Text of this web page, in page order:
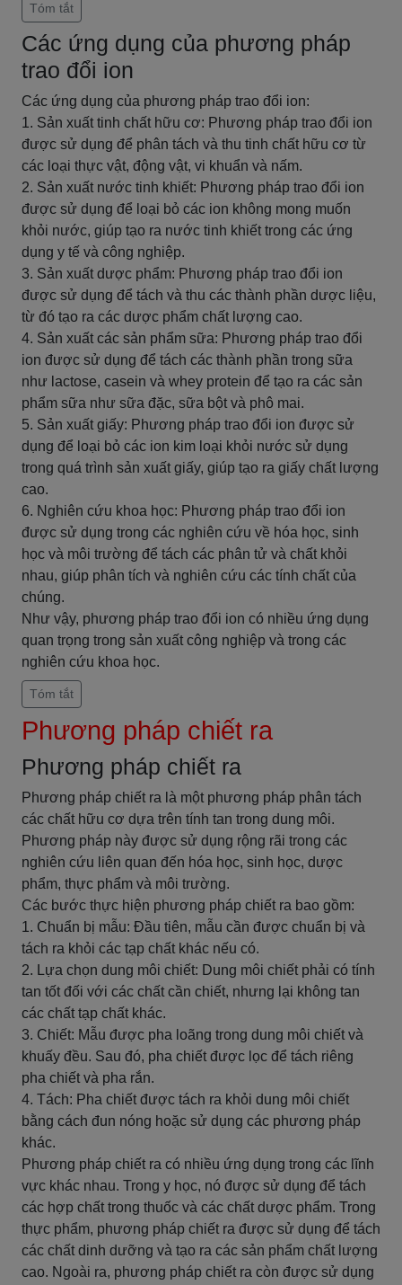
Tóm tắt
Các ứng dụng của phương pháp
trao đổi ion
Các ứng dụng của phương pháp trao đổi ion:
1. Sản xuất tinh chất hữu cơ: Phương pháp trao đổi ion
được sử dụng để phân tách và thu tinh chất hữu cơ từ
các loại thực vật, động vật, vi khuẩn và nấm.
2. Sản xuất nước tinh khiết: Phương pháp trao đổi ion
được sử dụng để loại bỏ các ion không mong muốn
khỏi nước, giúp tạo ra nước tinh khiết trong các ứng
dụng y tế và công nghiệp.
3. Sản xuất dược phẩm: Phương pháp trao đổi ion
được sử dụng để tách và thu các thành phần dược liệu,
từ đó tạo ra các dược phẩm chất lượng cao.
4. Sản xuất các sản phẩm sữa: Phương pháp trao đổi
ion được sử dụng để tách các thành phần trong sữa
như lactose, casein và whey protein để tạo ra các sản
phẩm sữa như sữa đặc, sữa bột và phô mai.
5. Sản xuất giấy: Phương pháp trao đổi ion được sử
dụng để loại bỏ các ion kim loại khỏi nước sử dụng
trong quá trình sản xuất giấy, giúp tạo ra giấy chất lượng
cao.
6. Nghiên cứu khoa học: Phương pháp trao đổi ion
được sử dụng trong các nghiên cứu về hóa học, sinh
học và môi trường để tách các phân tử và chất khỏi
nhau, giúp phân tích và nghiên cứu các tính chất của
chúng.
Như vậy, phương pháp trao đổi ion có nhiều ứng dụng
quan trọng trong sản xuất công nghiệp và trong các
nghiên cứu khoa học.
Tóm tắt
Phương pháp chiết ra
Phương pháp chiết ra
Phương pháp chiết ra là một phương pháp phân tách
các chất hữu cơ dựa trên tính tan trong dung môi.
Phương pháp này được sử dụng rộng rãi trong các
nghiên cứu liên quan đến hóa học, sinh học, dược
phẩm, thực phẩm và môi trường.
Các bước thực hiện phương pháp chiết ra bao gồm:
1. Chuẩn bị mẫu: Đầu tiên, mẫu cần được chuẩn bị và
tách ra khỏi các tạp chất khác nếu có.
2. Lựa chọn dung môi chiết: Dung môi chiết phải có tính
tan tốt đối với các chất cần chiết, nhưng lại không tan
các chất tạp chất khác.
3. Chiết: Mẫu được pha loãng trong dung môi chiết và
khuấy đều. Sau đó, pha chiết được lọc để tách riêng
pha chiết và pha rắn.
4. Tách: Pha chiết được tách ra khỏi dung môi chiết
bằng cách đun nóng hoặc sử dụng các phương pháp
khác.
Phương pháp chiết ra có nhiều ứng dụng trong các lĩnh
vực khác nhau. Trong y học, nó được sử dụng để tách
các hợp chất trong thuốc và các chất dược phẩm. Trong
thực phẩm, phương pháp chiết ra được sử dụng để tách
các chất dinh dưỡng và tạo ra các sản phẩm chất lượng
cao. Ngoài ra, phương pháp chiết ra còn được sử dụng